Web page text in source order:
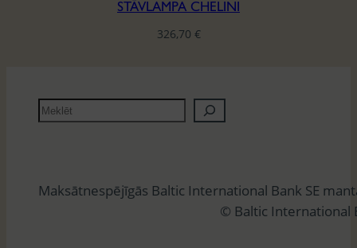
STĀVLAMPA CHELINI
326,70 €
M
e
ē
Maksātnespējīgās Baltic International Bank SE
© Baltic International